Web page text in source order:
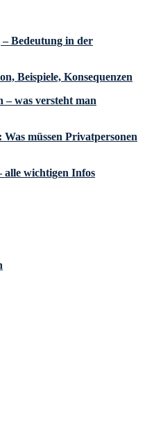
Bedeutung in der
Beispiele, Konsequenzen
– was versteht man
müssen Privatpersonen
alle wichtigen Infos